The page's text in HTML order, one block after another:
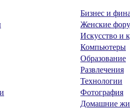
Бизнес и
Женские
Искусство и
Компьютеры
Образование
Развлечения
Технологии
Фотография
Домашние